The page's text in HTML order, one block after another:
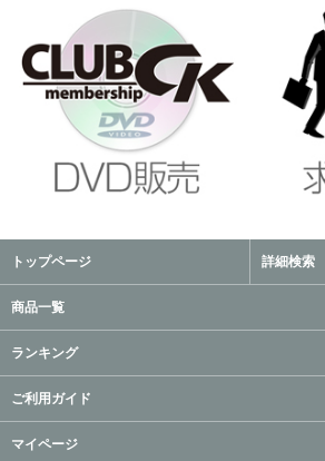
トップページ 詳細検索
商品一覧
ランキング
ご利用ガイド
マイページ